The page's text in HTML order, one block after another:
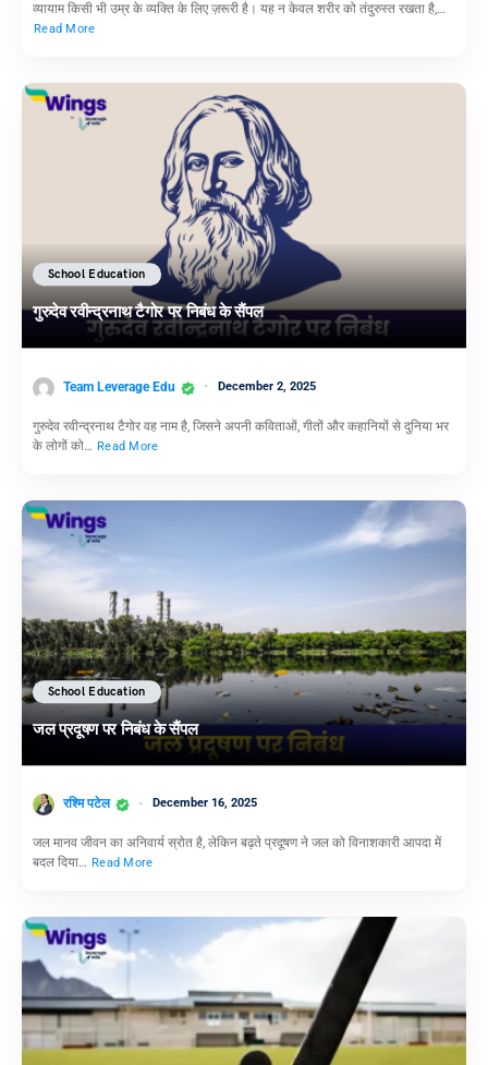
व्यायाम किसी भी उम्र के व्यक्ति के लिए ज़रूरी है। यह न केवल शरीर को तंदुरुस्त रखता है,…
Read More
School Education
गुरुदेव रवीन्द्रनाथ टैगोर पर निबंध के सैंपल
Team Leverage Edu December 2, 2025
गुरुदेव रवीन्द्रनाथ टैगोर वह नाम है, जिसने अपनी कविताओं, गीतों और कहानियों से दुनिया भर
के लोगों को… Read More
School Education
जल प्रदूषण पर निबंध के सैंपल
रश्मि पटेल December 16, 2025
जल मानव जीवन का अनिवार्य स्रोत है, लेकिन बढ़ते प्रदूषण ने जल को विनाशकारी आपदा में
बदल दिया… Read More